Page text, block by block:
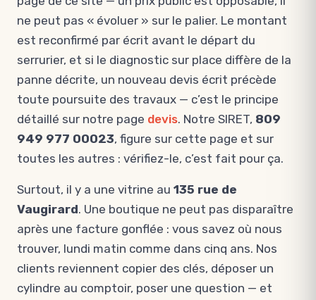
ne peut pas « évoluer » sur le palier. Le montant
est reconfirmé par écrit avant le départ du
serrurier, et si le diagnostic sur place diffère de la
panne décrite, un nouveau devis écrit précède
toute poursuite des travaux — c’est le principe
détaillé sur notre page devis. Notre SIRET, 809
949 977 00023, figure sur cette page et sur
toutes les autres : vérifiez-le, c’est fait pour ça.
Surtout, il y a une vitrine au 135 rue de
Vaugirard. Une boutique ne peut pas disparaître
après une facture gonflée : vous savez où nous
trouver, lundi matin comme dans cinq ans. Nos
clients reviennent copier des clés, déposer un
cylindre au comptoir, poser une question — et